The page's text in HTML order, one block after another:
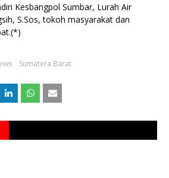
Kesbangpol Sumbar, Lurah Air
S.Sos, tokoh masyarakat dan
Sumatera Barat